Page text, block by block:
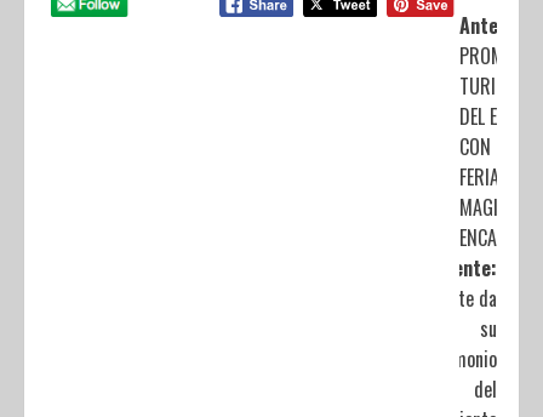
Anterior:
TURISMO
DEL
CON LA
FERIA DE
MAGIA Y
ENCANTO
Siguiente:
Paciente da
su
testimonio
del